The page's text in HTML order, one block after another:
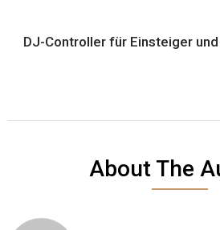
DJ-Controller für Einsteiger
About The